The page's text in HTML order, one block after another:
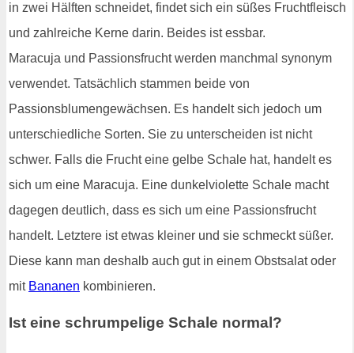
in zwei Hälften schneidet, findet sich ein süßes Fruchtfleisch
und zahlreiche Kerne darin. Beides ist essbar.
Maracuja und Passionsfrucht werden manchmal synonym
verwendet. Tatsächlich stammen beide von
Passionsblumengewächsen. Es handelt sich jedoch um
unterschiedliche Sorten. Sie zu unterscheiden ist nicht
schwer. Falls die Frucht eine gelbe Schale hat, handelt es
sich um eine Maracuja. Eine dunkelviolette Schale macht
dagegen deutlich, dass es sich um eine Passionsfrucht
handelt. Letztere ist etwas kleiner und sie schmeckt süßer.
Diese kann man deshalb auch gut in einem Obstsalat oder
mit Bananen kombinieren.
Ist eine schrumpelige Schale normal?